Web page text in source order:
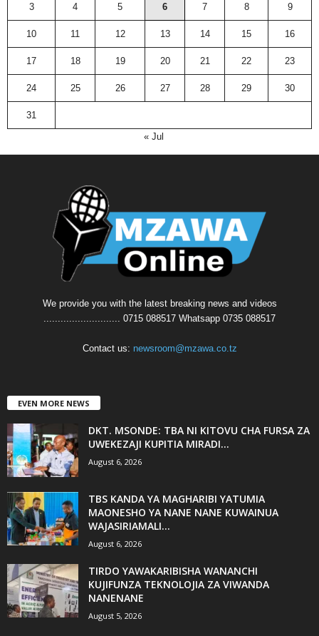
3 4 5 6 7 8 9
10 11 12 13 14 15 16
17 18 19 20 21 22 23
24 25 26 27 28 29 30
31
« Jul
We provide you with the latest breaking news and videos
........................... 0715 088517 Whatsapp 0735 088517
Contact us: newsroom@mzawa.co.tz
EVEN MORE NEWS
DKT. MSONDE: TBA NI KITOVU CHA FURSA ZA
UWEKEZAJI KUPITIA MIRADI...
August 6, 2026
TBS KANDA YA MAGHARIBI YATUMIA
MAONESHO YA NANE NANE KUWAINUA
WAJASIRIAMALI...
August 6, 2026
TIRDO YAWAKARIBISHA WANANCHI
KUJIFUNZA TEKNOLOJIA ZA VIWANDA
NANENANE
August 5, 2026